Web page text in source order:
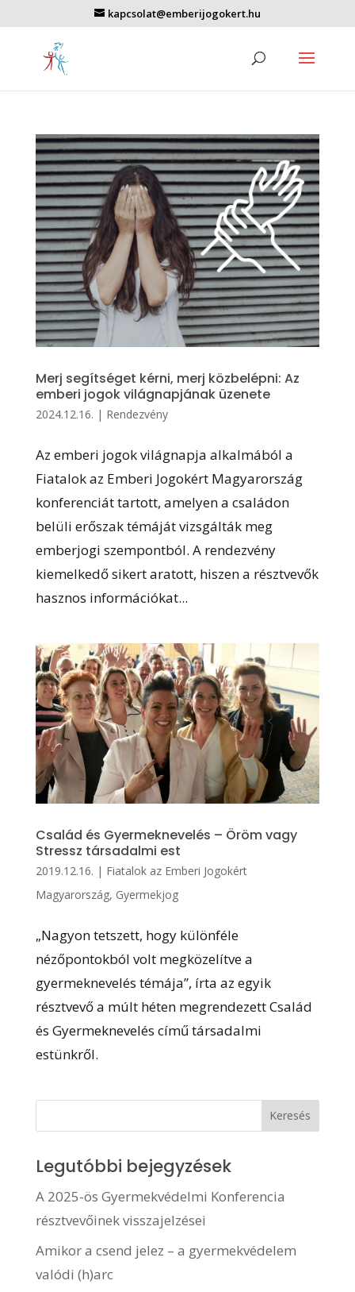
kapcsolat@emberijogokert.hu
Merj segítséget kérni, merj közbelépni: Az
emberi jogok világnapjának üzenete
2024.12.16. | Rendezvény
Az emberi jogok világnapja alkalmából a
Fiatalok az Emberi Jogokért Magyarország
konferenciát tartott, amelyen a családon
belüli erőszak témáját vizsgálták meg
emberjogi szempontból. A rendezvény
kiemelkedő sikert aratott, hiszen a résztvevők
hasznos információkat...
Család és Gyermeknevelés – Öröm vagy
Stressz társadalmi est
2019.12.16. | Fiatalok az Emberi Jogokért
Magyarország, Gyermekjog
„Nagyon tetszett, hogy különféle
nézőpontokból volt megközelítve a
gyermeknevelés témája”, írta az egyik
résztvevő a múlt héten megrendezett Család
és Gyermeknevelés című társadalmi
estünkről.
Legutóbbi bejegyzések
A 2025-ös Gyermekvédelmi Konferencia
résztvevőinek visszajelzései
Amikor a csend jelez – a gyermekvédelem
valódi (h)arc